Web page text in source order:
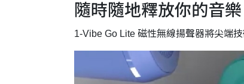
隨時隨地釋放你的音樂
1-Vibe Go Lite 磁性無線揚聲器將尖端